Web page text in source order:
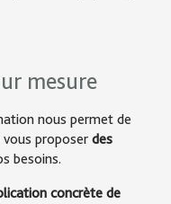
mesure
nous permet de
proposer des
besoins.
concrète de